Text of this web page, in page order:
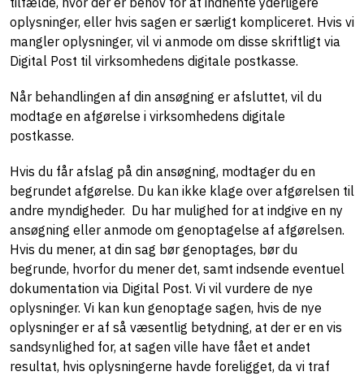
oplysninger, eller hvis sagen er særligt kompliceret. Hvis vi
mangler oplysninger, vil vi anmode om disse skriftligt via
Digital Post til virksomhedens digitale postkasse.
Når behandlingen af din ansøgning er afsluttet, vil du
modtage en afgørelse i virksomhedens digitale
postkasse.
Hvis du får afslag på din ansøgning, modtager du en
begrundet afgørelse. Du kan ikke klage over afgørelsen til
andre myndigheder. Du har mulighed for at indgive en ny
ansøgning eller anmode om genoptagelse af afgørelsen.
Hvis du mener, at din sag bør genoptages, bør du
begrunde, hvorfor du mener det, samt indsende eventuel
dokumentation via Digital Post. Vi vil vurdere de nye
oplysninger. Vi kan kun genoptage sagen, hvis de nye
oplysninger er af så væsentlig betydning, at der er en vis
sandsynlighed for, at sagen ville have fået et andet
resultat, hvis oplysningerne havde foreligget, da vi traf